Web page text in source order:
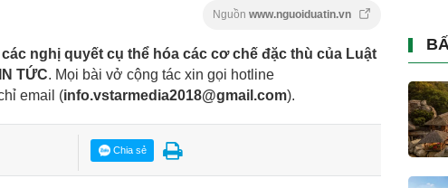
Nguồn www.nguoiduatin.vn
nghị quyết cụ thể hóa các cơ chế đặc thù của Luật
TỨC. Mọi bài vở cộng tác xin gọi hotline
email (info.vstarmedia2018@gmail.com).
Chia sẻ